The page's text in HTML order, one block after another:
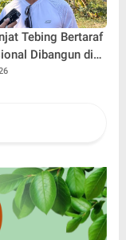
Tebing Bertaraf
Dibangun di
Dukung Sport